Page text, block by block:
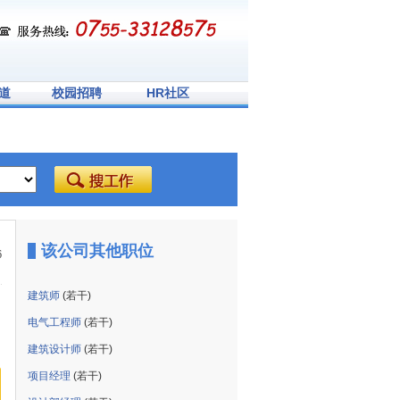
校园招聘 HR社区
该公司其他职位
建筑师 (若干)
电气工程师 (若干)
建筑设计师 (若干)
项目经理 (若干)